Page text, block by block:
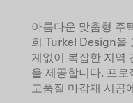
아름다운 맞춤형 주
희 Turkel Design을
계없이 복잡한 지역
을 제공합니다. 프
고품질 마감재 시공